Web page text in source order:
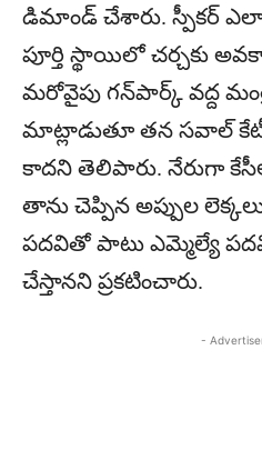
డిమాండ్ చేశారు. స్పీకర్
పూర్తి స్థాయిలో చర్చకు
మరోవైపు గన్‌పార్క్ వద్ద
మాట్లాడుతూ తన సవాల్
కాదని తెలిపారు. నేరుగా
తాను చెప్పిన అప్పుల
పదవితో పాటు ఎమ్మెల్యే
చేస్తానని ప్రకటించారు.
-